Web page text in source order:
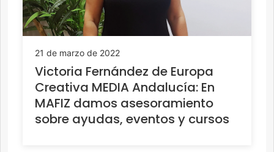
21 de marzo de 2022
Victoria Fernández de Europa
Creativa MEDIA Andalucía: En
MAFIZ damos asesoramiento
sobre ayudas, eventos y cursos